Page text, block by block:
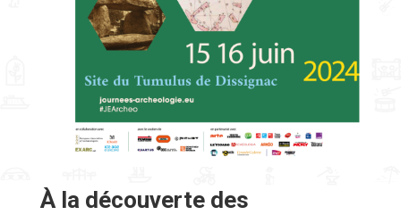
À la découverte des